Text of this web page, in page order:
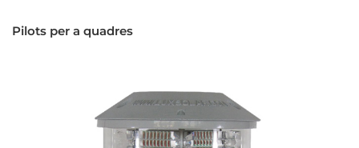
Pilots per a quadres